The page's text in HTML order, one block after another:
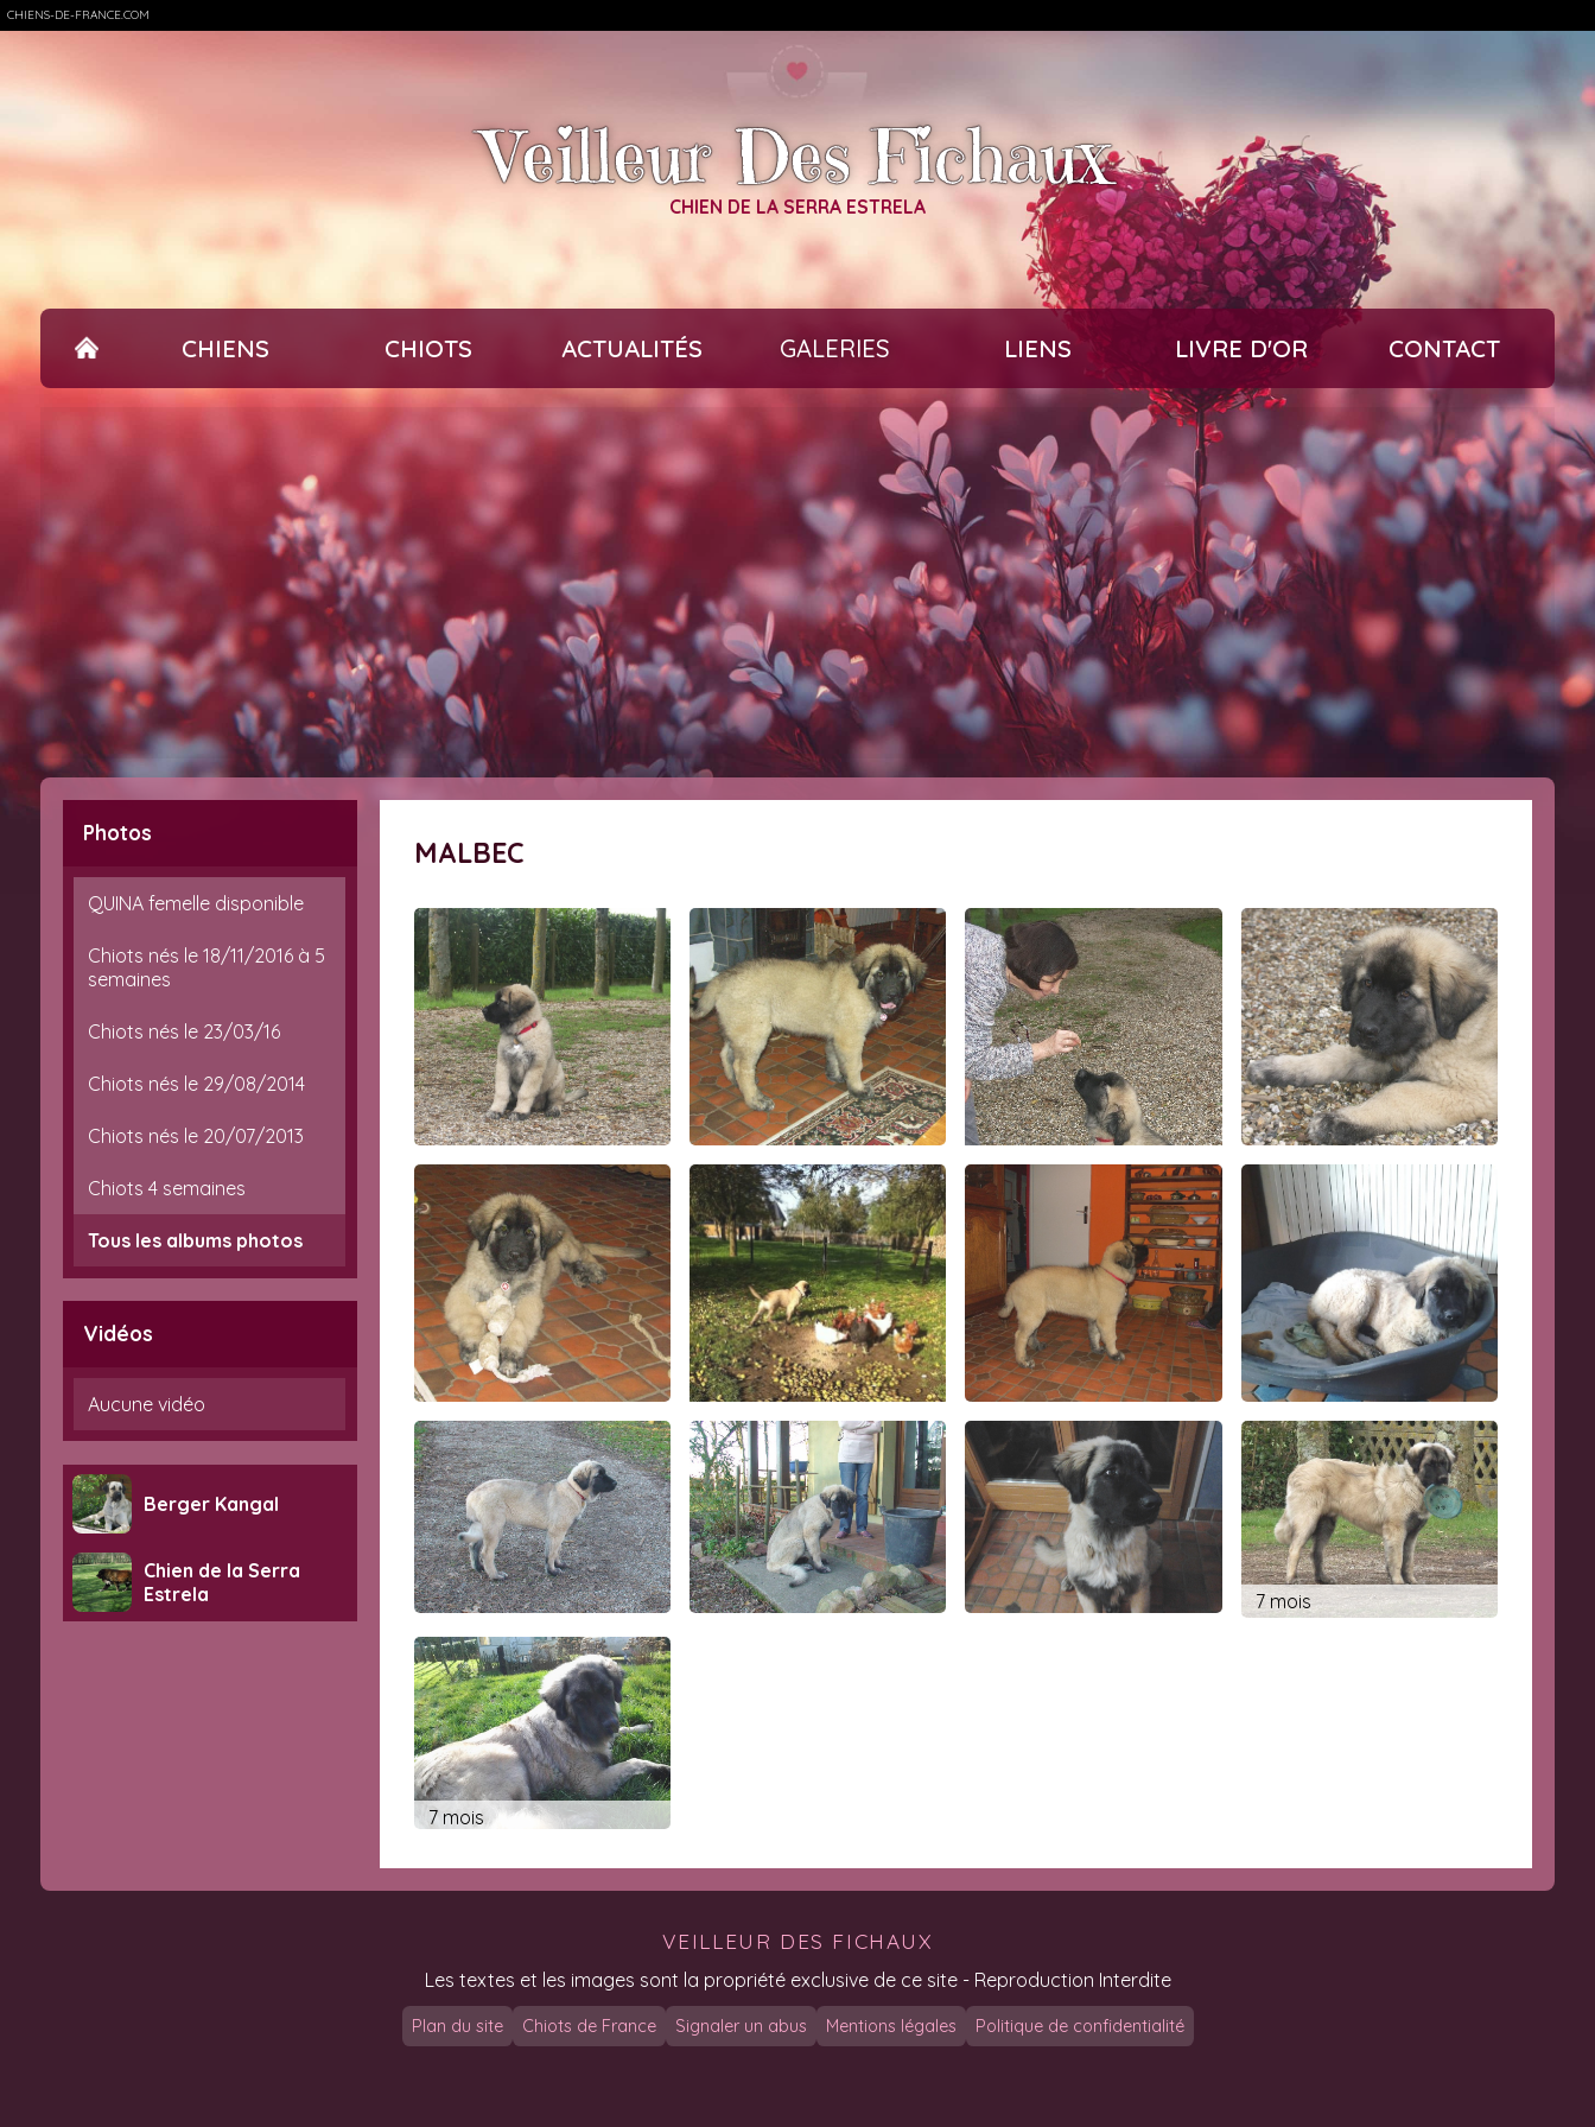
CHIENS-DE-FRANCE.COM
Veilleur Des Fichaux
CHIEN DE LA SERRA ESTRELA
CHIENS CHIOTS ACTUALITÉS GALERIES LIENS LIVRE D'OR CONTACT
Photos
QUINA femelle disponible
Chiots nés le 18/11/2016 à 5
semaines
Chiots nés le 23/03/16
Chiots nés le 29/08/2014
Chiots nés le 20/07/2013
Chiots 4 semaines
Tous les albums photos
Vidéos
Aucune vidéo
Berger Kangal
Chien de la Serra
Estrela
MALBEC
7 mois
7 mois
VEILLEUR DES FICHAUX
Les textes et les images sont la propriété exclusive de ce site - Reproduction Interdite
Plan du site Chiots de France Signaler un abus Mentions légales Politique de confidentialité